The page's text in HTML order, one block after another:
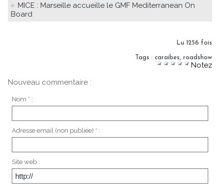
MICE : Marseille accueille le GMF Mediterranean On
Board
Lu 1256 fois
Tags : caraibes roadshow
Notez
Nouveau commentaire :
Nom * :
Adresse email (non publiée) * :
Site web :